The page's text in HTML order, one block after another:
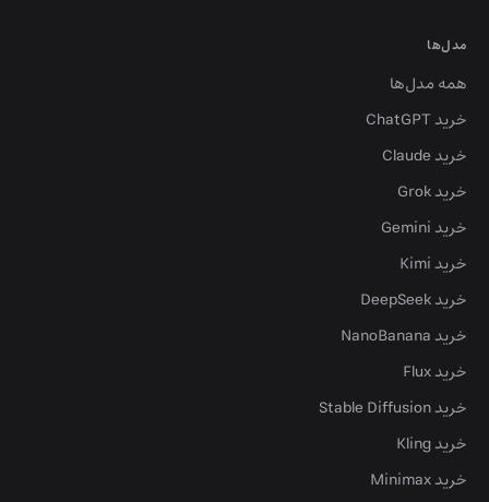
مدل‌ها
همه مدل‌ها
خرید ChatGPT
خرید Claude
خرید Grok
خرید Gemini
خرید Kimi
خرید DeepSeek
خرید NanoBanana
خرید Flux
خرید Stable Diffusion
خرید Kling
خرید Minimax